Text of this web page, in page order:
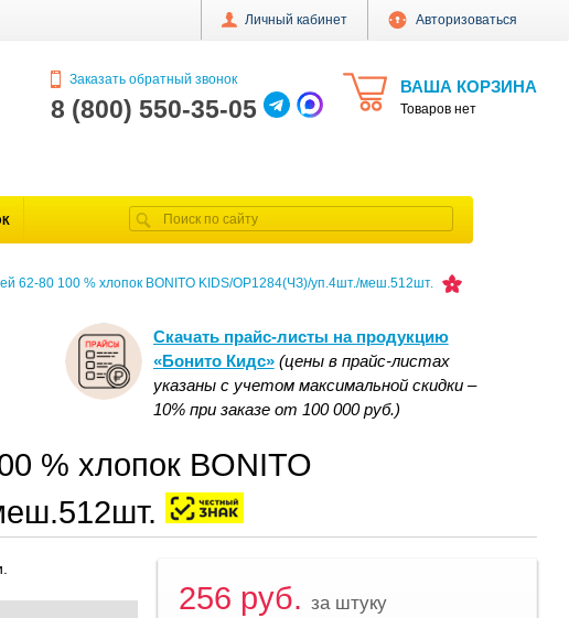
Личный кабинет Авторизоваться
ВАША КОРЗИНА
Товаров нет
Заказать обратный звонок
8 (800) 550-35-05
62-80 100 % хлопок BONITO KIDS/OP1284(ЧЗ)/уп.4шт./меш.512шт.
Скачать прайс-листы на продукцию
«Бонито Кидс» (цены в прайс-листах
указаны с учетом максимальной скидки –
10% при заказе от 100 000 руб.)
% хлопок BONITO
256 руб. за штуку